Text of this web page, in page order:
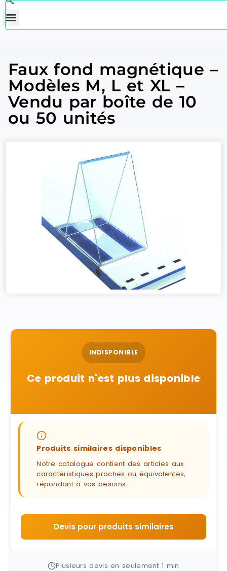
Faux fond magnétique –
Modèles M, L et XL –
Vendu par boîte de 10
ou 50 unités
INDISPONIBLE
Ce produit n'est plus disponible
Produits similaires disponibles
Notre catalogue contient des articles aux
caractéristiques proches ou équivalentes,
répondant à vos besoins.
Devis pour produits similaires
Plusieurs devis en seulement 1 min